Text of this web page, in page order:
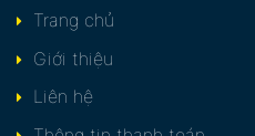
Trang chủ
Giới thiệu
Liên hệ